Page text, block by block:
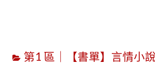
第1 區｜【書單】言情小